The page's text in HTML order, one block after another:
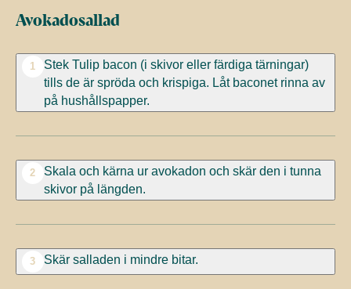
Avokadosallad
1
Stek Tulip bacon (i skivor eller färdiga tärningar)
tills de är spröda och krispiga. Låt baconet rinna av
på hushållspapper.
2
Skala och kärna ur avokadon och skär den i tunna
skivor på längden.
3 Skär salladen i mindre bitar.